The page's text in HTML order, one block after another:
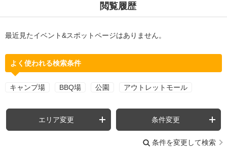
閲覧履歴
最近見たイベント&スポットページはありません。
よく使われる検索条件
キャンプ場 BBQ場 公園 アウトレットモール
エリア変更 条件変更
条件を変更して検索